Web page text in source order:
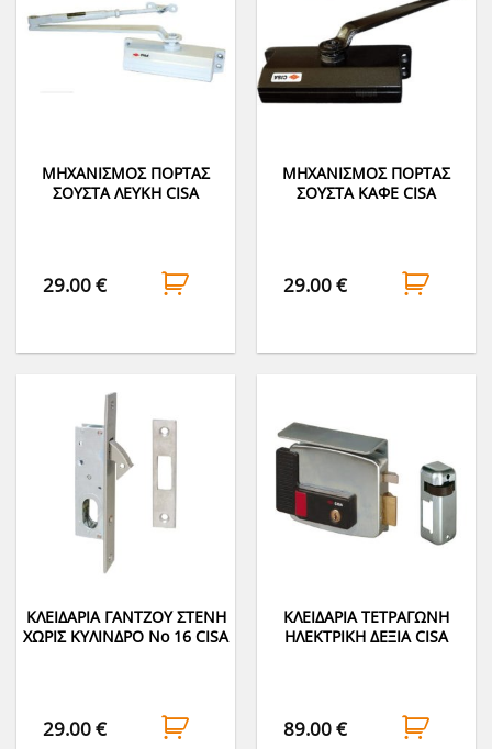
ΜΗΧΑΝΙΣΜΟΣ ΠΟΡΤΑΣ
ΣΟΥΣΤΑ ΛΕΥΚΗ CISA
29.00€
ΜΗΧΑΝΙΣΜΟΣ ΠΟΡΤΑΣ
ΣΟΥΣΤΑ ΚΑΦΕ CISA
29.00€
ΚΛΕΙΔΑΡΙΑ ΓΑΝΤΖΟΥ ΣΤΕΝΗ
ΧΩΡΙΣ ΚΥΛΙΝΔΡΟ Νο 16 CISA
29.00€
ΚΛΕΙΔΑΡΙΑ ΤΕΤΡAΓΩΝΗ
ΗΛΕΚΤΡΙΚΗ ΔΕΞΙΑ CISA
89.00€